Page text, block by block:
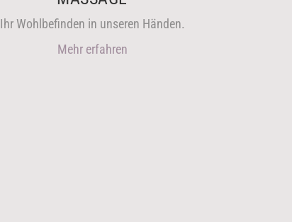
Ihr Wohlbefinden in unseren Händen.
Mehr erfahren